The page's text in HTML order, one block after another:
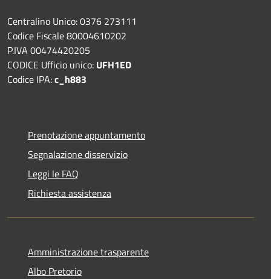
Centralino Unico: 0376 273111
Codice Fiscale 80004610202
P.IVA 00474420205
CODICE Ufficio unico: UFH1ED
Codice IPA:c_h883
Prenotazione appuntamento
Segnalazione disservizio
Leggi le FAQ
Richiesta assistenza
Amministrazione trasparente
Albo Pretorio